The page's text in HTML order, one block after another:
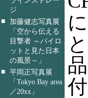
ジ
■
加藤健志写真展
「空から伝える
目撃者 ～パイロ
ットと見た日本
の風景～」
■ 平岡正写真展
「Tokyo Bay area
／20xx」